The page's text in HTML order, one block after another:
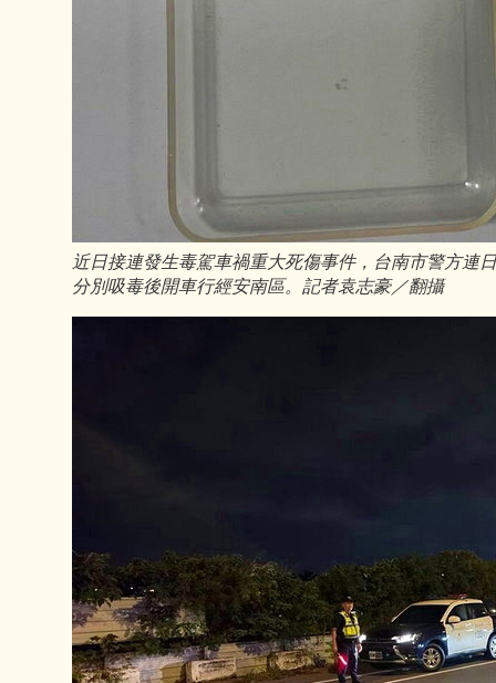
近日接連發生毒駕車禍重大死傷事件，台南市警方連
分別吸毒後開車行經安南區。記者袁志豪／翻攝